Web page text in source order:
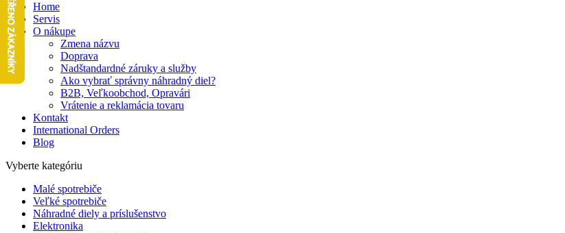
Home
Servis
O nákupe
Zmena názvu
Doprava
Nadštandardné záruky a služby
Ako vybrať správny náhradný diel?
B2B, Veľkoobchod, Opravári
Vrátenie a reklamácia tovaru
Kontakt
International Orders
Blog
Vyberte kategóriu
Malé spotrebiče
Veľké spotrebiče
Náhradné diely a príslušenstvo
Elektronika